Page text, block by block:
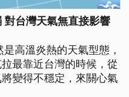
對台灣天氣無直接影響
高溫炎熱的天氣型態，
最靠近台灣的時候，從
變得不穩定，來關心氣